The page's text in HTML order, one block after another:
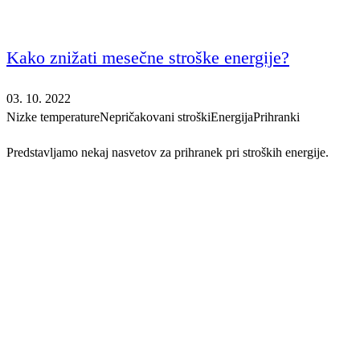
Kako znižati mesečne stroške energije?
03. 10. 2022
Nizke temperatureNepričakovani stroškiEnergijaPrihranki
Predstavljamo nekaj nasvetov za prihranek pri stroških energije.